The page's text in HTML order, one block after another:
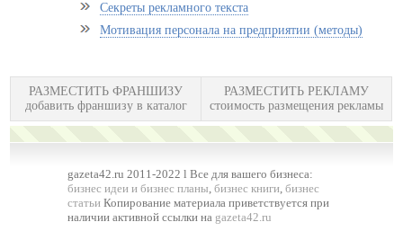
Секреты рекламного текста
Мотивация персонала на предприятии (методы)
РАЗМЕСТИТЬ ФРАНШИЗУ
добавить франшизу в каталог
РАЗМЕСТИТЬ РЕКЛАМУ
стоимость размещения рекламы
gazeta42.ru 2011-2022 l Все для вашего бизнеса:
бизнес идеи и бизнес планы,бизнес книги,бизнес
статьи Копирование материала приветствуется при
наличии активной ссылки на gazeta42.ru